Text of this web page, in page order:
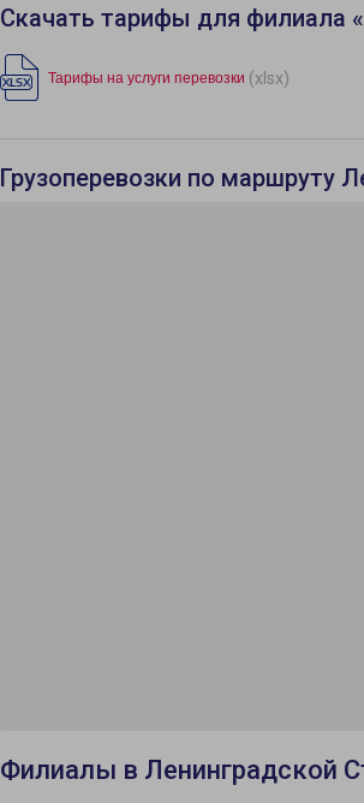
Скачать тарифы для филиала
Тарифы на услуги перевозки (xlsx)
Грузоперевозки по маршруту
Филиалы в Ленинградской